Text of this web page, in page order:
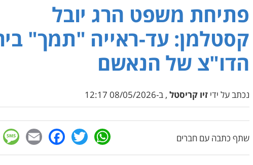
פתיחת משפט הרג יובל
קסטלמן: עד-ראייה "תמך"
הדו"צ של הנאשם
נכתב על ידי זיו קריסטל , ב-08/05/2026 12:17
שתף כתבה עם חברים WhatsApp
Twitter